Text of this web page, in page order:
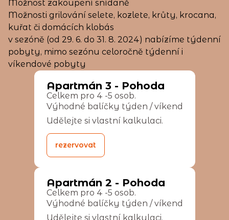
Možnost zakoupení snídaně
Možnosti grilování selete, kozlete, krůty, krocana,
kuřat či domácích klobás
v sezóně (od 29. 6. do 31. 8. 2024) nabízíme týdenní
pobyty, mimo sezónu celoročně týdenní i
víkendové pobyty
Apartmán 3- Pohoda
Celkem pro 4 -5 osob.
Výhodné balíčky týden / víkend
Udělejte si vlastní kalkulaci.
rezervovat
Apartmán 2 - Pohoda
Celkem pro 4 -5 osob.
Výhodné balíčky týden / víkend
Udělejte si vlastní kalkulaci.